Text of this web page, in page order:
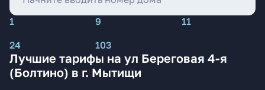
1 9
11
24
103
Лучшие тарифы на ул Береговая 4-я
(Болтино) в г. Мытищи